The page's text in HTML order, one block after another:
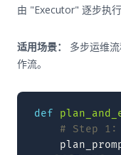
由 "Executor" 逐步执
适用场景：
多步运维
作流。
def
# Step 1: